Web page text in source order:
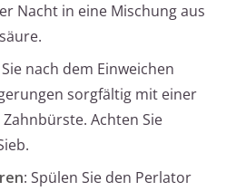
Nacht in eine Mischung aus
nach dem Einweichen
sorgfältig mit einer
Achten Sie
: Spülen Sie den Perlator